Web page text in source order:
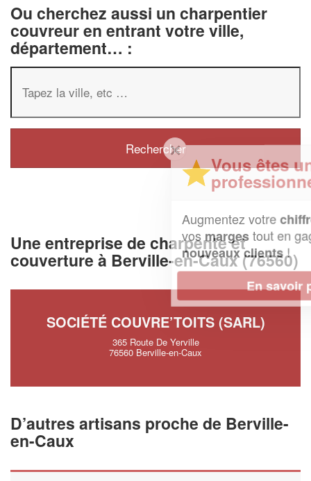
Ou cherchez aussi un charpentier
couvreur en entrant votre ville,
département… :
Une entreprise de charpente et
couverture à Berville-en-Caux (76560)
SOCIÉTÉ COUVRE’TOITS (SARL)
365 Route De Yerville
76560 Berville-en-Caux
D’autres artisans proche de Berville-
en-Caux
Vous êtes un
professionnel ?
Augmentez votrechiffre d'affaireset
vos marges tout en gagnant de
nouveaux clients!
En savoir plus